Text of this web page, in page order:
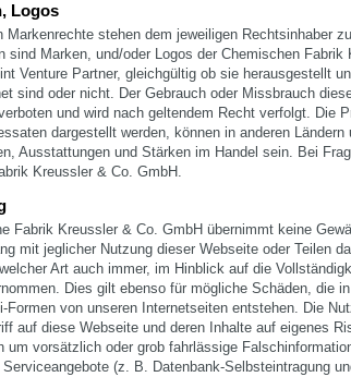
Logos
Markenrechte stehen dem jeweiligen Rechtsinhaber
sind Marken, und/oder Logos der Chemischen
Venture Partner, gleichgültig ob sie herausgestellt
sind oder nicht. Der Gebrauch oder Missbrauch
und wird nach geltendem Recht verfolgt. Die
dargestellt werden, können in anderen Ländern
Ausstattungen und Stärken im Handel sein. Bei
Kreussler & Co. GmbH.
Fabrik Kreussler & Co. GmbH übernimmt keine
mit jeglicher Nutzung dieser Webseite oder Teilen
Art auch immer, im Hinblick auf die
Dies gilt ebenso für mögliche Schäden, die
Formen von unseren Internetseiten entstehen. Die
auf diese Webseite und deren Inhalte auf eigenes
um vorsätzlich oder grob fahrlässige
Serviceangebote (z. B. Datenbank-Selbsteintragung